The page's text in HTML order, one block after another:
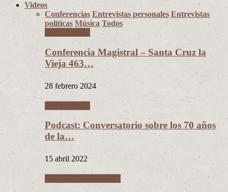
Videos
Conferencias Entrevistas personales Entrevistas
políticas Música Todos
Conferencia Magistral – Santa Cruz la
Vieja 463…
28 febrero 2024
Podcast: Conversatorio sobre los 70 años
de la…
15 abril 2022